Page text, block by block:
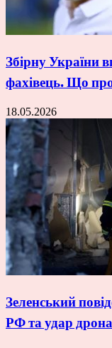
Збірну України
фахівець. Що
18.05.2026
Зеленський
РФ та удар